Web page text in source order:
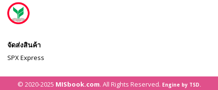
จัดส่งสินค้า
SPX Express
© 2020-2025 MISbook.com. All Rights Reserved. Engine by TSD.